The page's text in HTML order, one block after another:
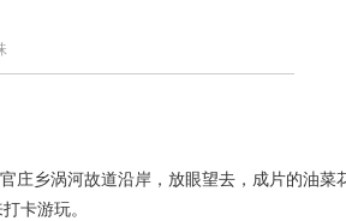
乡涡河故道沿岸，放眼望去，成片的油菜
卡游玩。